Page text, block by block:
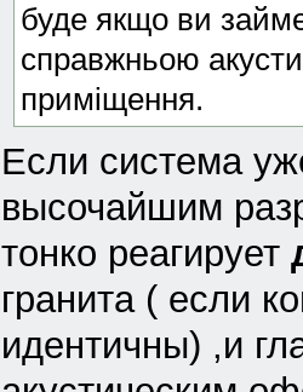
буде якщо ви
справжньою
примiщення.
Если система
высочайшим
тонко реагирует
гранита ( если
идентичны) ,и